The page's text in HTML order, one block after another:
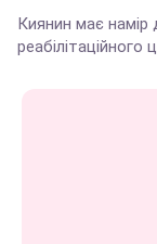
Киянин має намір